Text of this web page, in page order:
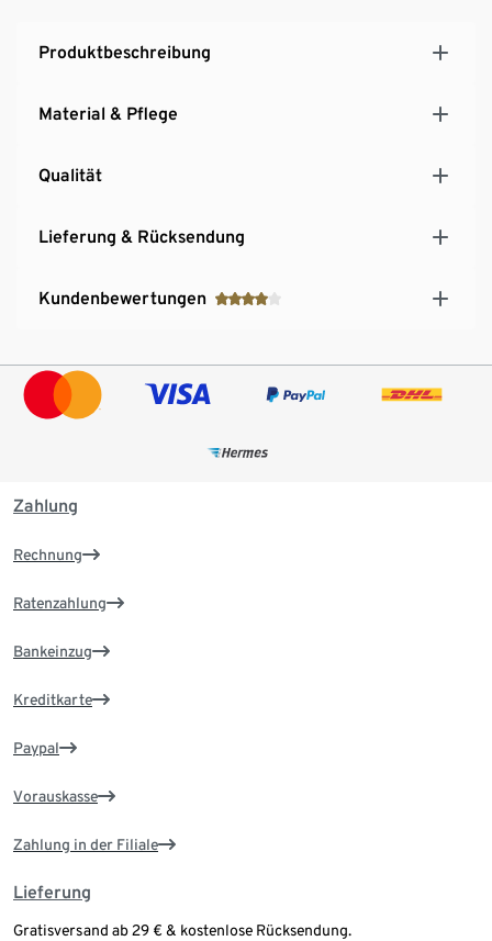
Produktbeschreibung
Material & Pflege
Qualität
Lieferung & Rücksendung
Kundenbewertungen
Zahlung
Rechnung
Ratenzahlung
Bankeinzug
Kreditkarte
Paypal
Vorauskasse
Zahlung in der Filiale
Lieferung
Gratisversand ab 29 € & kostenlose Rücksendung.